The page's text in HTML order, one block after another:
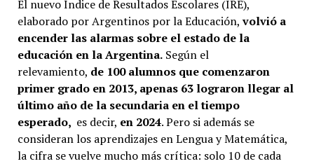
El nuevo Índice de Resultados Escolares (IRE),
elaborado por Argentinos por la Educación,volvió a
encender las alarmas sobre el estado de la
educación en la Argentina.Según el
relevamiento, de 100 alumnos que comenzaron
primer grado en 2013, apenas 63 lograron llegar al
último año de la secundaria en el tiempo
esperado, es decir, en 2024. Pero si además se
consideran los aprendizajes en Lengua y Matemática,
la cifra se vuelve mucho más crítica: solo 10 de cada